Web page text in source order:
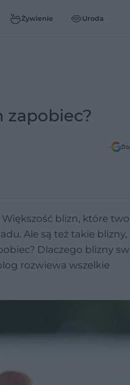
Żywienie Uroda
zapobiec?
blizn, które
Ale są też takie
Dlaczego blizny
rozwiewa wszelkie